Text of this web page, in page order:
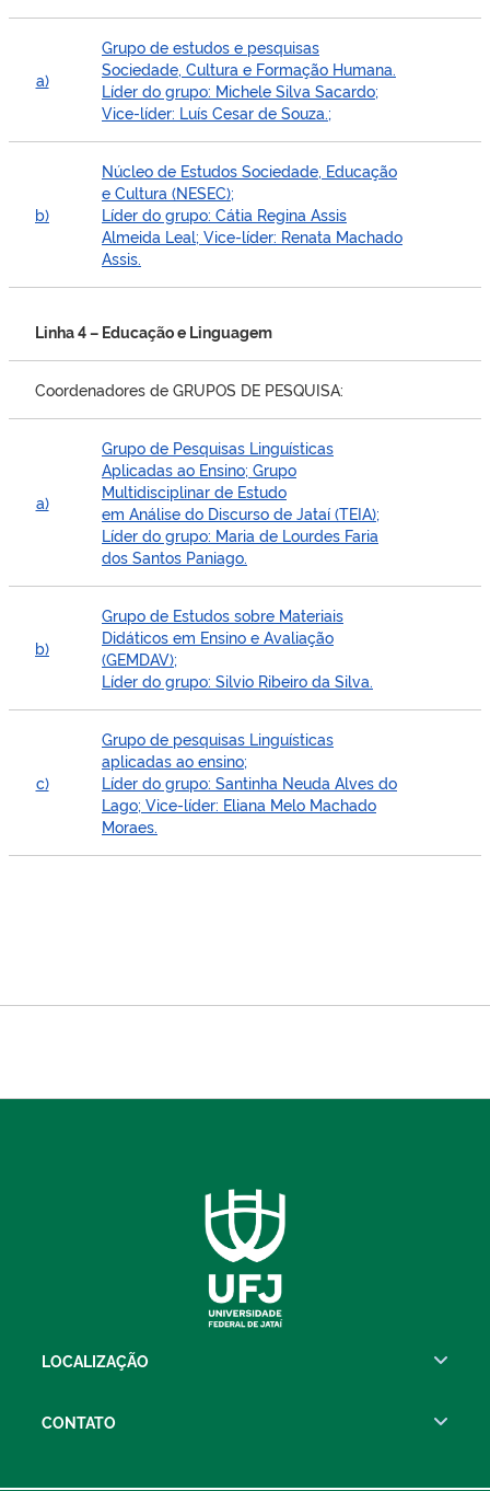
a)
Grupo de estudos e pesquisas
Sociedade, Cultura e Formação Humana.
Líder do grupo: Michele Silva Sacardo;
Vice-líder: Luís Cesar de Souza.;
b)
Núcleo de Estudos Sociedade, Educação
e Cultura (NESEC);
Líder do grupo: Cátia Regina Assis
Almeida Leal; Vice-líder: Renata Machado
Assis.
Linha 4 – Educação e Linguagem
Coordenadores de GRUPOS DE PESQUISA:
a)
Grupo de Pesquisas Linguísticas
Aplicadas ao Ensino; Grupo
Multidisciplinar de Estudo
em Análise do Discurso de Jataí (TEIA);
Líder do grupo: Maria de Lourdes Faria
dos Santos Paniago.
b)
Grupo de Estudos sobre Materiais
Didáticos em Ensino e Avaliação
(GEMDAV);
Líder do grupo: Silvio Ribeiro da Silva.
c)
Grupo de pesquisas Linguísticas
aplicadas ao ensino;
Líder do grupo: Santinha Neuda Alves do
Lago; Vice-líder: Eliana Melo Machado
Moraes.
LOCALIZAÇÃO
CONTATO